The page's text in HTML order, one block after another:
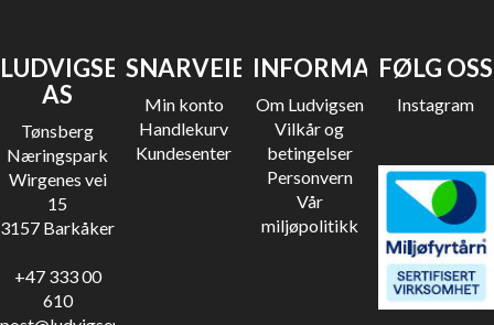
LUDVIGSEN
AS
Tønsberg
Næringspark
Wirgenes vei
15
3157 Barkåker
+47 333 00
610
SNARVEIER
Min konto
Handlekurv
Kundesenter
INFORMASJON
Om Ludvigsen
Vilkår og
betingelser
Personvern
Vår
miljøpolitikk
FØLG OSS
Instagram